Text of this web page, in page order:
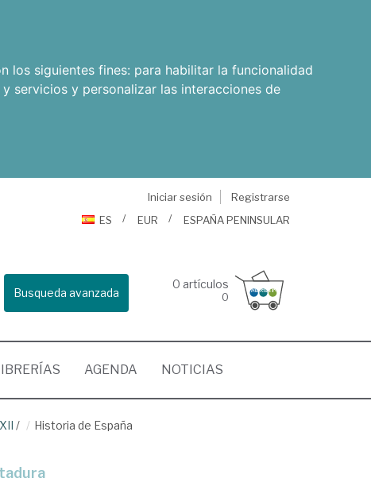
los siguientes fines: para habilitar la funcionalidad
servicios y personalizar las interacciones de
Iniciar sesión
Registrarse
ES
EUR ESPAÑA PENINSULAR
Busqueda avanzada
0 artículos
0
AGENDA NOTICIAS
/ Historia de España